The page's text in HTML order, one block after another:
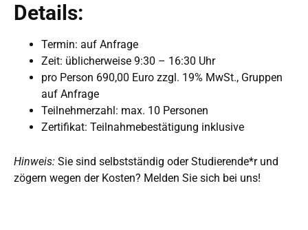
Details:
Termin: auf Anfrage
Zeit: üblicherweise 9:30 – 16:30 Uhr
pro Person 690,00 Euro zzgl. 19% MwSt., Gruppen
auf Anfrage
Teilnehmerzahl: max. 10 Personen
Zertifikat: Teilnahmebestätigung inklusive
Hinweis: Sie sind selbstständig oder Studierende*r und
zögern wegen der Kosten? Melden Sie sich bei uns!